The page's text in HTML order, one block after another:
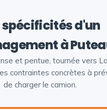
spécificités d'un
à
et pentue, tournée vers
contraintes concrètes à
de charger le camion.